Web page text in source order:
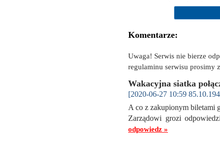
Komentarze:
Uwaga! Serwis nie bierze
regulaminu serwisu prosimy
Wakacyjna siatka
[2020-06-27 10:59
A co z zakupionym biletami
Zarządowi grozi
odpowiedz »